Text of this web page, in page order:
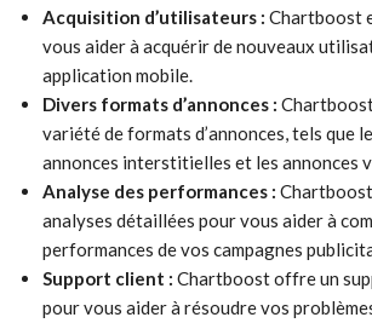
Acquisition d’utilisateurs : Chartboost
vous aider à acquérir de nouveaux
application mobile.
Divers formats d’annonces :
variété de formats d’annonces, tels que
annonces interstitielles et les annonces
Analyse des performances :
analyses détaillées pour vous aider à
performances de vos campagnes
Support client : Chartboost offre un
pour vous aider à résoudre vos